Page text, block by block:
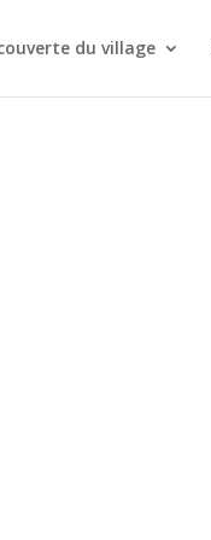
du village